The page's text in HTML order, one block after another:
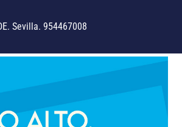
Sevilla. 954467008